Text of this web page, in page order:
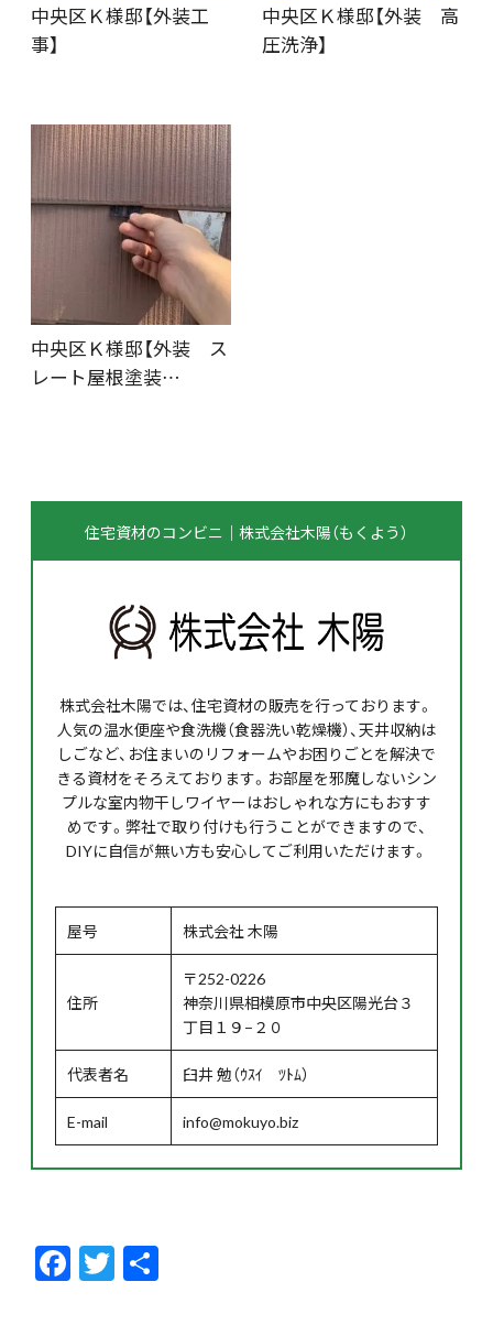
中央区Ｋ様邸【外装工
事】
中央区Ｋ様邸【外装 高
圧洗浄】
中央区Ｋ様邸【外装 ス
レート屋根塗装…
住宅資材のコンビニ｜株式会社木陽（もくよう）
株式会社木陽では、住宅資材の販売を行っております。
人気の温水便座や食洗機（食器洗い乾燥機）、天井収納は
しごなど、お住まいのリフォームやお困りごとを解決で
きる資材をそろえております。お部屋を邪魔しないシン
プルな室内物干しワイヤーはおしゃれな方にもおすす
めです。弊社で取り付けも行うことができますので、
DIYに自信が無い方も安心してご利用いただけます。
屋号 株式会社 木陽
住所
〒252-0226
神奈川県相模原市中央区陽光台３
丁目１９−２０
代表者名 臼井 勉（ｳｽｲ ﾂﾄﾑ）
E-mail info@mokuyo.biz
F
ac
T
w